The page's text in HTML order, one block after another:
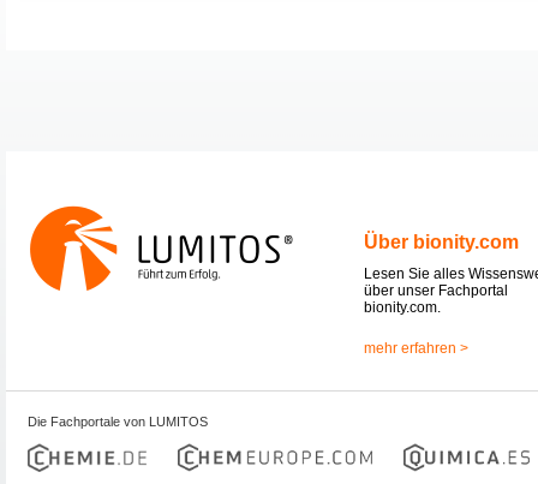
Über bionity.com
Lesen Sie alles
über unser Fachportal
bionity.com.
mehr erfahren >
Die Fachportale von LUMITOS